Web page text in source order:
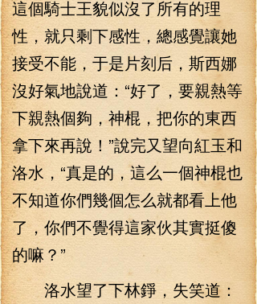
這個騎士王貌似沒了所有的理
性，就只剩下感性，總感覺讓她
接受不能，于是片刻后，斯西娜
沒好氣地說道：“好了，要親熱等
下親熱個夠，神棍，把你的東西
拿下來再說！”說完又望向紅玉和
洛水，“真是的，這么一個神棍也
不知道你們幾個怎么就都看上他
了，你們不覺得這家伙其實挺傻
的嘛？”
洛水望了下林錚，失笑道：